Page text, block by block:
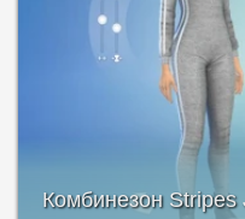
Комбинезон Stripes